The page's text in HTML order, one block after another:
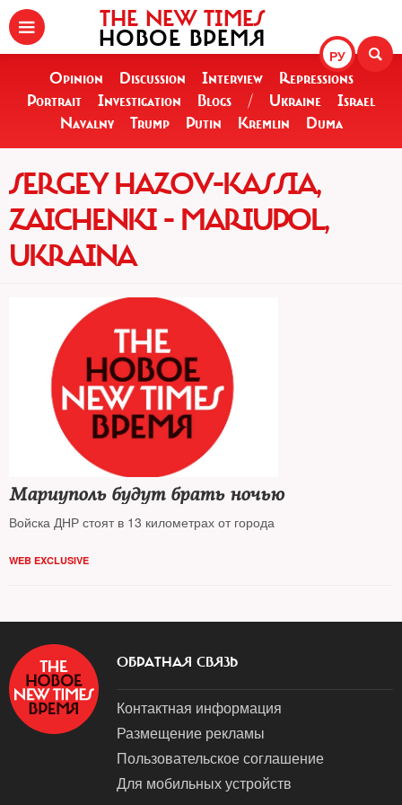
РУ
THE NEW TIMES
НОВОЕ ВРЕМЯ
Opinion Discussion Interview
Repressions
Portrait
Investigation Blogs / Ukraine
Israel
Navalny
Trump Putin Kremlin Duma
SERGEY HAZOV-KASSIA,
ZAICHENKI - MARIUPOL,
UKRAINA
Мариуполь будут брать ночью
Войска ДНР стоят в 13 километрах от города
WEB EXCLUSIVE
ОБРАТНАЯ СВЯЗЬ
Контактная информация
Размещение рекламы
Пользовательское соглашение
Для мобильных устройств